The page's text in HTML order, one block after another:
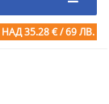
НАД 35.28 € / 69 ЛВ.